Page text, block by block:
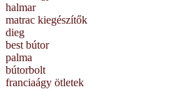
halmar
matrac kiegészítők
dieg
best bútor
palma
bútorbolt
franciaágy ötletek